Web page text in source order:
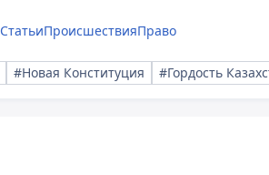
СтатьиПроисшествияПраво
#Новая Конституция #Гордость